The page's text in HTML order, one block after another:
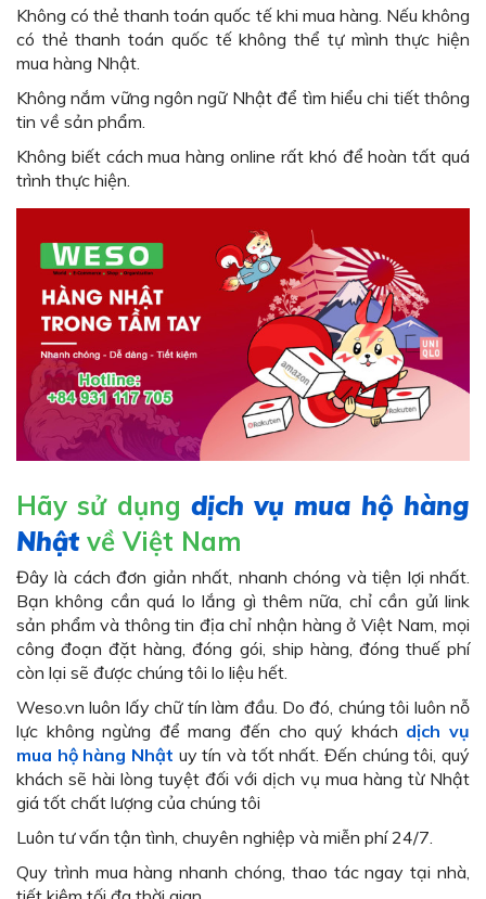
Không có thẻ thanh toán quốc tế khi mua hàng. Nếu không
có thẻ thanh toán quốc tế không thể tự mình thực hiện
mua hàng Nhật.
Không nắm vững ngôn ngữ Nhật để tìm hiểu chi tiết thông
tin về sản phẩm.
Không biết cách mua hàng online rất khó để hoàn tất quá
trình thực hiện.
Hãy sử dụng dịch vụ mua hộ hàng
Nhật về Việt Nam
Đây là cách đơn giản nhất, nhanh chóng và tiện lợi nhất.
Bạn không cần quá lo lắng gì thêm nữa, chỉ cần gửi link
sản phẩm và thông tin địa chỉ nhận hàng ở Việt Nam, mọi
công đoạn đặt hàng, đóng gói, ship hàng, đóng thuế phí
còn lại sẽ được chúng tôi lo liệu hết.
Weso.vn luôn lấy chữ tín làm đầu. Do đó, chúng tôi luôn nỗ
lực không ngừng để mang đến cho quý khách dịch vụ
mua hộ hàng Nhật uy tín và tốt nhất. Đến chúng tôi, quý
khách sẽ hài lòng tuyệt đối với dịch vụ mua hàng từ Nhật
giá tốt chất lượng của chúng tôi
Luôn tư vấn tận tình, chuyên nghiệp và miễn phí 24/7.
Quy trình mua hàng nhanh chóng, thao tác ngay tại nhà,